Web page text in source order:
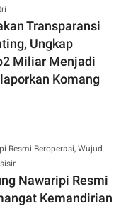
Transparansi
Ungkap
Miliar Menjadi
Komang
Nawaripi Resmi
Kemandirian